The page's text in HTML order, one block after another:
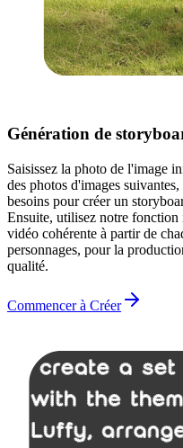
Génération de
Saisissez la photo de l'image
des photos d'images
besoins pour créer un
Ensuite, utilisez notre fonction
vidéo cohérente à partir de
personnages, pour la
qualité.
Commencer à Créer